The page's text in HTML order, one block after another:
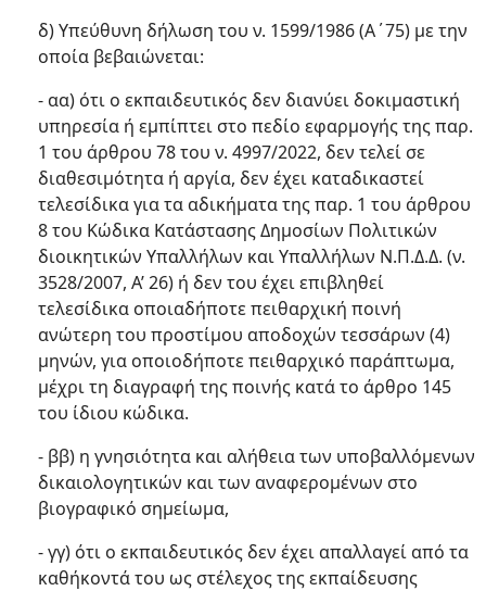
δ) Υπεύθυνη δήλωση του ν. 1599/1986 (Α΄75) με την
οποία βεβαιώνεται:
- αα) ότι ο εκπαιδευτικός δεν διανύει δοκιμαστική
υπηρεσία ή εμπίπτει στο πεδίο εφαρμογής της παρ.
1 του άρθρου 78 του ν. 4997/2022, δεν τελεί σε
διαθεσιμότητα ή αργία, δεν έχει καταδικαστεί
τελεσίδικα για τα αδικήματα της παρ. 1 του άρθρου
8 του Κώδικα Κατάστασης Δημοσίων Πολιτικών
διοικητικών Υπαλλήλων και Υπαλλήλων Ν.Π.Δ.Δ. (ν.
3528/2007, Α’ 26) ή δεν του έχει επιβληθεί
τελεσίδικα οποιαδήποτε πειθαρχική ποινή
ανώτερη του προστίμου αποδοχών τεσσάρων (4)
μηνών, για οποιοδήποτε πειθαρχικό παράπτωμα,
μέχρι τη διαγραφή της ποινής κατά το άρθρο 145
του ίδιου κώδικα.
- ββ) η γνησιότητα και αλήθεια των υποβαλλόμενων
δικαιολογητικών και των αναφερομένων στο
βιογραφικό σημείωμα,
- γγ) ότι ο εκπαιδευτικός δεν έχει απαλλαγεί από τα
καθήκοντά του ως στέλεχος της εκπαίδευσης